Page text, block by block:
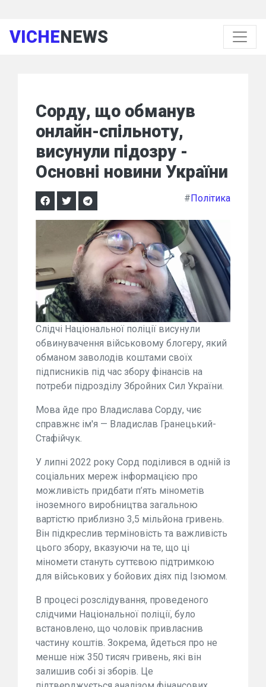
VICHENEWS
Сорду, що обманув
онлайн-спільноту,
висунули підозру -
Основні новини України
#Політика
Слідчі Національної поліції висунули
обвинувачення військовому блогеру, який
обманом заволодів коштами своїх
підписників під час збору фінансів на
потреби підрозділу Збройних Сил України.
Мова йде про Владислава Сорду, чиє
справжнє ім'я — Владислав Гранецький-
Стафійчук.
У липні 2022 року Сорд поділився в одній із
соціальних мереж інформацією про
можливість придбати п’ять мінометів
іноземного виробництва загальною
вартістю приблизно 3,5 мільйона гривень.
Він підкреслив терміновість та важливість
цього збору, вказуючи на те, що ці
міномети стануть суттєвою підтримкою
для військових у бойових діях під Ізюмом.
В процесі розслідування, проведеного
слідчими Національної поліції, було
встановлено, що чоловік привласнив
частину коштів. Зокрема, йдеться про не
менше ніж 350 тисяч гривень, які він
залишив собі зі зборів. Це